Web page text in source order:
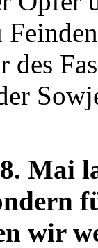
des
Mai
wir